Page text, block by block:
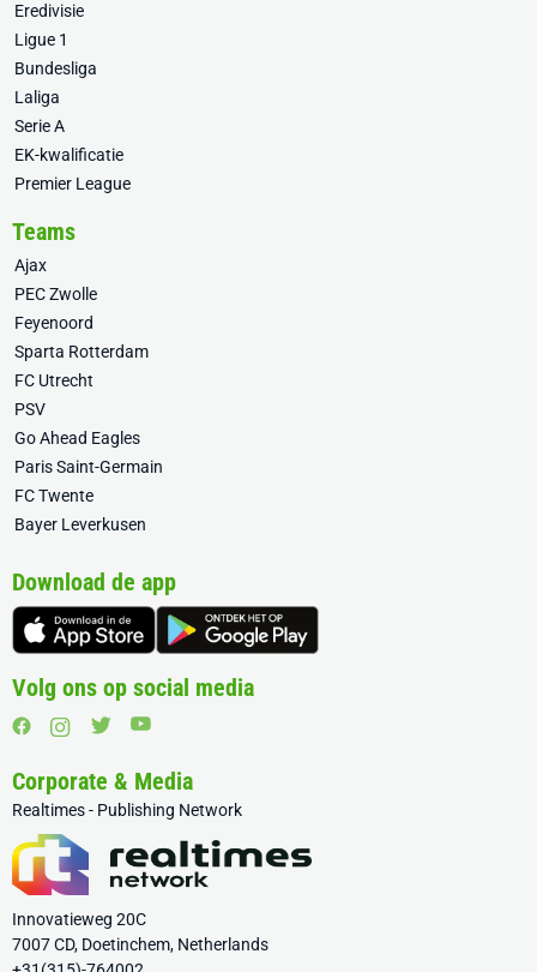
Eredivisie
Ligue 1
Bundesliga
Laliga
Serie A
EK-kwalificatie
Premier League
Teams
Ajax
PEC Zwolle
Feyenoord
Sparta Rotterdam
FC Utrecht
PSV
Go Ahead Eagles
Paris Saint-Germain
FC Twente
Bayer Leverkusen
Download de app
Volg ons op social media
Corporate & Media
Realtimes - Publishing Network
Innovatieweg 20C
7007 CD, Doetinchem, Netherlands